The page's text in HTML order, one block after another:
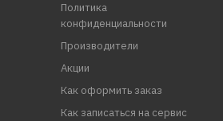
Политика
конфиденциальности
Производители
Акции
Как оформить заказ
Как записаться на сервис